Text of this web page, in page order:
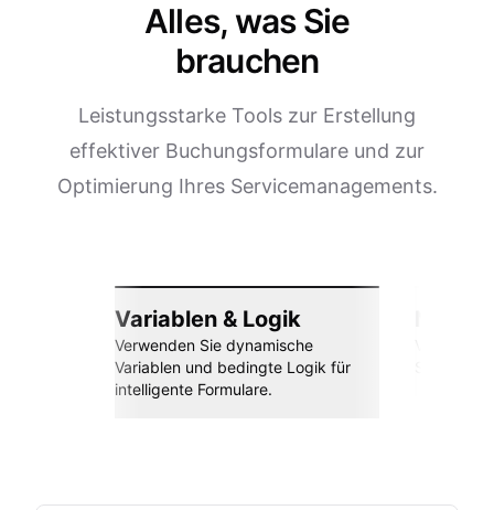
Alles, was Sie
brauchen
Leistungsstarke Tools zur Erstellung
effektiver Buchungsformulare und zur
Optimierung Ihres Servicemanagements.
Variablen & Logik
Verwenden Sie dynamische
Variablen und bedingte Logik für
intelligente Formulare.